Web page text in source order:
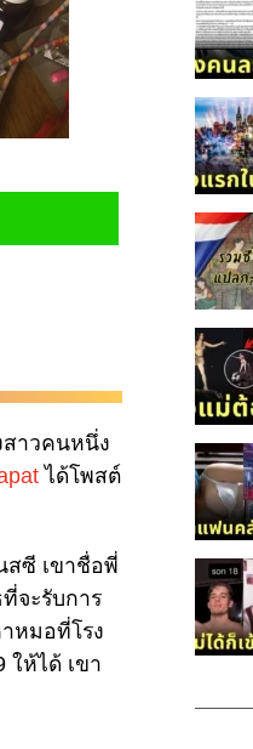
สาวคนหนึ่ง
ได้โพสต์
สซี เขาชื่อพี่
จะรับการ
หมอที่โรง
ให้ได้ เขา